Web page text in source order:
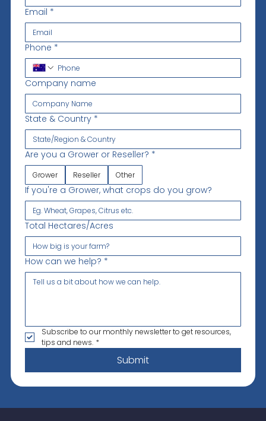
Email *
Phone *
Company name
State & Country *
Are you a Grower or Reseller? *
Grower Reseller Other
If you're a Grower, what crops do you grow?
Total Hectares/Acres
How can we help? *
Subscribe to our monthly newsletter to get resources,
tips and news. *
Submit